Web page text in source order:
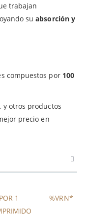
trabajan
suabsorción y
compuestos por 100
, y otros productos
precio en
POR 1
%VRN*